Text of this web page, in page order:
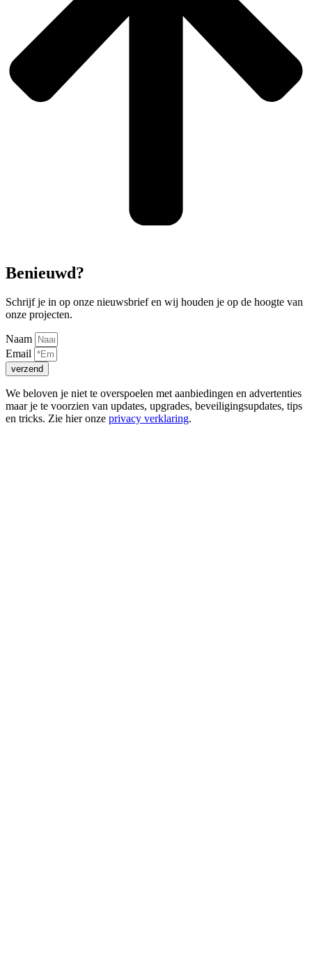
Benieuwd?
Schrijf je in op onze nieuwsbrief en wij houden je op de hoogte van
onze projecten.
Naam
Email
verzend
We beloven je niet te overspoelen met aanbiedingen en advertenties
maar je te voorzien van updates, upgrades, beveiligingsupdates, tips
en tricks. Zie hier onze privacy verklaring.